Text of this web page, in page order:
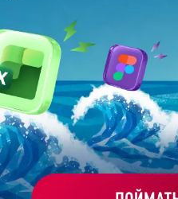
ПРЕЗЕНТАЦИЯ
ЖАРКОВА
Моё избранное
Работа
студента